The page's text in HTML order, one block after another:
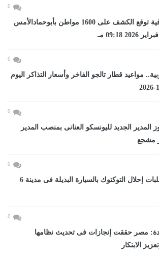
0
صحة الشرقية توقع الكشف على 1600 مواطن بأبوحمادالأمس
0
مواعيد قطار تالجو الفاخر وأسعار التذاكر اليوم
0
المدير الجديد لليونسكو العنانى بمنصب المدير
مشجع
0
بدء تلقى طلبات إحلال التوكتوك بالسيارة البديلة فى مدينة 6
0
مصر حققت إنجازات فى تحديث نظامها
الابتكار